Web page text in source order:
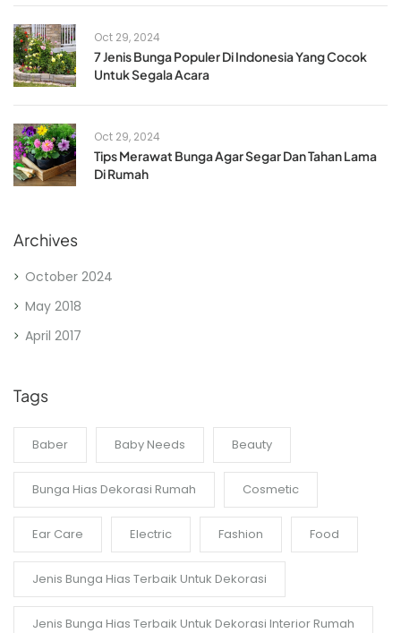
Oct 29, 2024
7 Jenis Bunga Populer Di Indonesia Yang Cocok
Untuk Segala Acara
Oct 29, 2024
Tips Merawat Bunga Agar Segar Dan Tahan Lama
Di Rumah
Archives
October 2024
May 2018
April 2017
Tags
Baber Baby Needs Beauty
Bunga Hias Dekorasi Rumah Cosmetic
Ear Care Electric Fashion Food
Jenis Bunga Hias Terbaik Untuk Dekorasi
Jenis Bunga Hias Terbaik Untuk Dekorasi Interior Rumah